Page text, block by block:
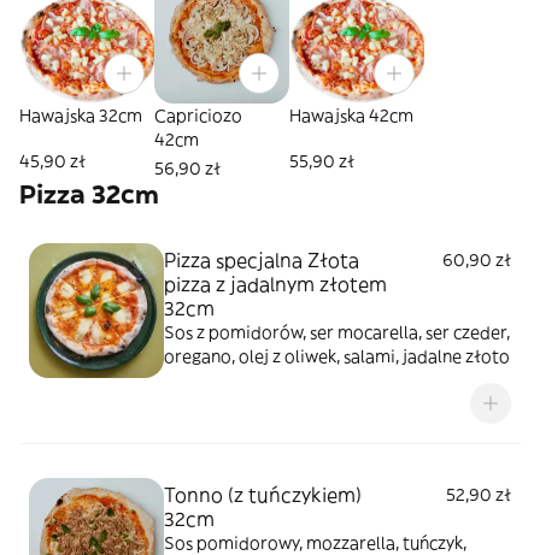
Hawajska 32cm
45,90 zł
Capriciozo
42cm
56,90 zł
Hawajska 42cm
55,90 zł
Pizza 32cm
Pizza specjalna Złota
pizza z jadalnym złotem
32cm
60,90 zł
Sos z pomidorów, ser mocarella, ser czeder,
oregano, olej z oliwek, salami, jadalne złoto
Tonno (z tuńczykiem)
32cm
52,90 zł
Sos pomidorowy, mozzarella, tuńczyk,